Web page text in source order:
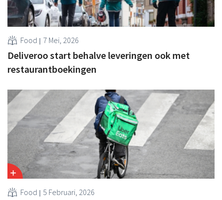
Food 7 Mei, 2026
Deliveroo start behalve leveringen ook met
restaurantboekingen
Food 5 Februari, 2026